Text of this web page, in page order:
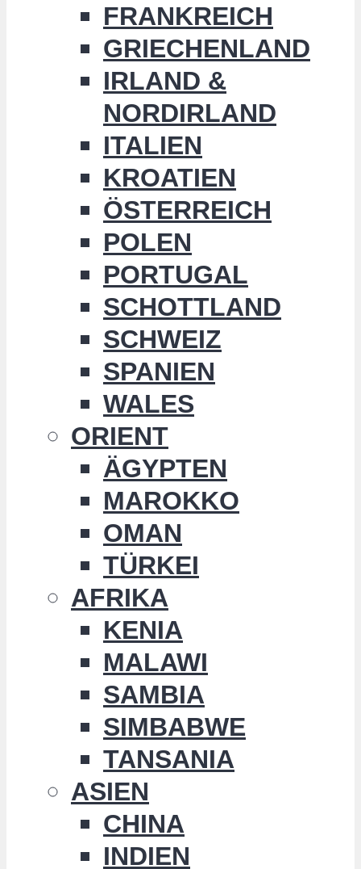
FRANKREICH
GRIECHENLAND
IRLAND &
NORDIRLAND
ITALIEN
KROATIEN
ÖSTERREICH
POLEN
PORTUGAL
SCHOTTLAND
SCHWEIZ
SPANIEN
WALES
ORIENT
ÄGYPTEN
MAROKKO
OMAN
TÜRKEI
AFRIKA
KENIA
MALAWI
SAMBIA
SIMBABWE
TANSANIA
ASIEN
CHINA
INDIEN